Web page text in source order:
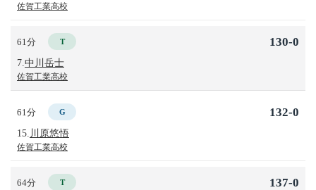
佐賀工業高校
61分 T
7. 中川岳士
佐賀工業高校
130-0
61分 G
15. 川原悠悟
佐賀工業高校
132-0
64分 T 137-0